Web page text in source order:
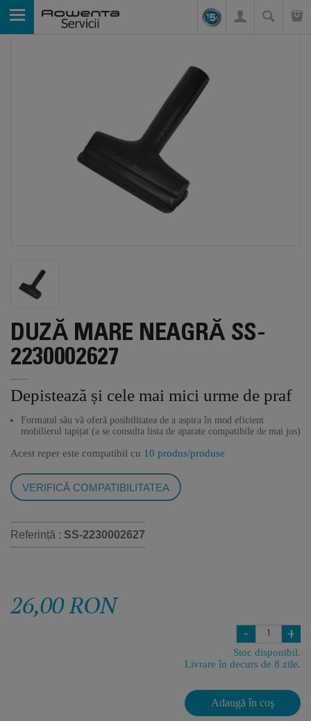
DUZĂ MARE NEAGRĂ SS-
2230002627
Depistează și cele mai mici urme de praf
Formatul său vă oferă posibilitatea de a aspira în mod eficient
mobilierul tapițat (a se consulta lista de aparate compatibile de mai jos)
Acest reper este compatibil cu 10 produs/produse
VERIFICĂ COMPATIBILITATEA
Referință : SS-2230002627
26,00 RON
- +
Stoc disponibil.
Livrare în decurs de 8 zile.
Adaugă în coş